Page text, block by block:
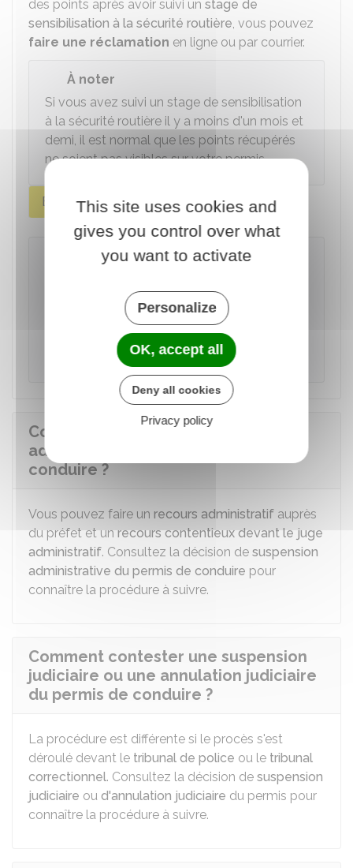
des points après avoir suivi un stage de
sensibilisation à la sécurité routière, vous pouvez
faire une réclamation en ligne ou par courrier.
À noter
Si vous avez suivi un stage de sensibilisation
à la sécurité routière il y a moins d'un mois et
demi, il est normal que les points récupérés
ne soient pas visibles sur votre permis.
En ligne Par courrier
Faire un recours en ligne concernant
Accéder au service en ligne
Ministère chargé de l'intérieur
Comment contester une suspension
administrative du permis de
conduire ?
Vous pouvez faire un recours administratif auprès
du préfet et unrecours contentieux devant le juge
administratif. Consultez la décision de suspension
administrative du permis de conduire pour
connaître la procédure à suivre.
Comment contester une suspension
judiciaire ou une annulation judiciaire
du permis de conduire ?
La procédure est différente si le procès s'est
déroulé devant le tribunal de police ou le tribunal
correctionnel. Consultez la décision de suspension
judiciaire ou d'annulation judiciaire du permis pour
connaître la procédure à suivre.
This site uses cookies and
gives you control over what
you want to activate
Personalize
OK, accept all
Deny all cookies
Privacy policy